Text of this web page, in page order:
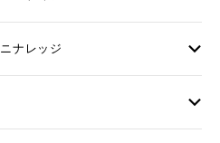
様の声
ニナレッジ